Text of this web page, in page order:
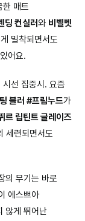
한 매트
딩 컨실러와 비벨벳
밀착되면서도
어요.
선 집중시. 요즘
블러 #프림누드가
르 립틴트 글레이즈
세련되면서도
의 무기는 바로
에스쁘아
않게 뛰어난